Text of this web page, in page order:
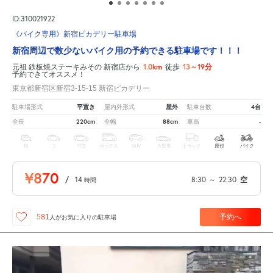
ID:310021922
《バイク専用》新宿ピカデリー駐車場
新宿周辺で数少ないバイク用の予約できる駐車場です！！！
元祖 鉄板焼ステーキみその 新宿店から 1.0km 徒歩 13～19分
予約できてオススメ！
東京都新宿区新宿3-15-15 新宿ピカデリー
駐車場形式 平置き 屋内外形式 屋外 駐車台数 4台
全長 220cm 全幅 88cm 車高 -
軽 中型 ボックス SUV 大型車 トラック 原付 バイク
¥870 / 14 時間 8:30 ～ 22:30 空
581 人がお気に入りの駐車場 予約へ